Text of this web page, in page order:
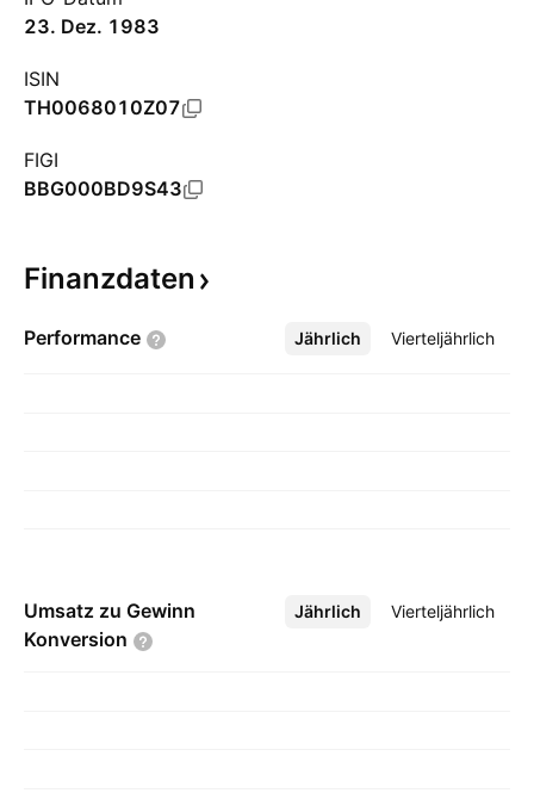
23. Dez. 1983
ISIN
TH0068010Z07
FIGI
BBG000BD9S43
Finanzdaten
Performance Jährlich Vierteljährlich
Mehr
Umsatz zu Gewinn
Konversion
Jährlich Vierteljährlich
Mehr